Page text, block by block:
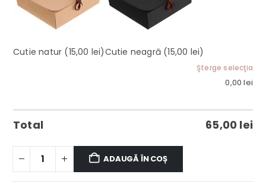
Cutie natur (15,00 lei)Cutie neagră (15,00 lei)
Şterge selecţia
0,00lei
Total 65,00 lei
ADAUGĂ ÎN COȘ